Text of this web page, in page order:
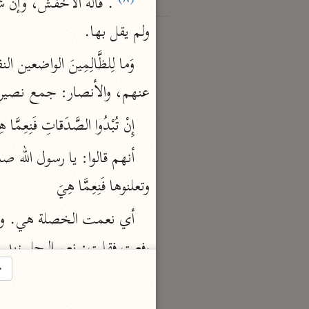
ولم يقل بها.
عنهم، والأنصار: جمع
إِنْ تُبْدُوا الصَّدَقاتِ
وتعلنوها فَنِعِمَّا هِيَ
رفعت فقلت: نعم الرجل